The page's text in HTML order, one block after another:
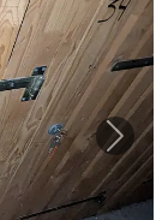
Lausanne -